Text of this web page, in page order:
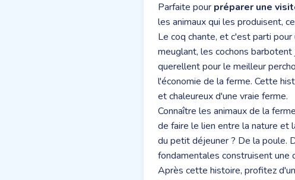
Parfaite pour préparer une
les animaux qui les produisent,
Le coq chante, et c'est parti
meuglant, les cochons
querellent pour le meilleur
l'économie de la ferme. Cette
et chaleureux d'une vraie ferme.
Connaître les animaux de la
de faire le lien entre la nature et
du petit déjeuner ? De la poule.
fondamentales construisent une
Après cette histoire, profitez